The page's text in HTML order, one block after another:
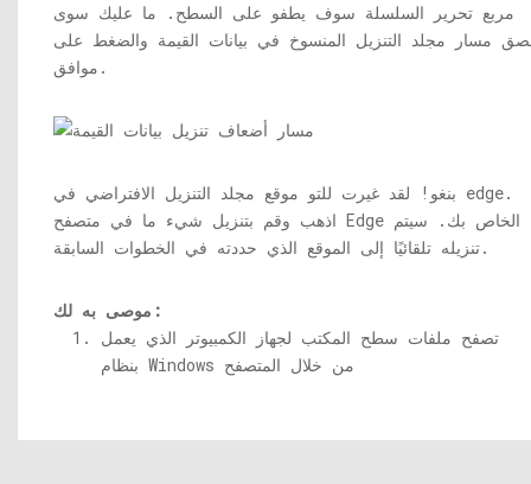
مربع تحرير السلسلة سوف يطفو على السطح. ما عليك سوى
مسار مجلد التنزيل المنسوخ في بيانات القيمة والضغط على
موافق.
بنغو! لقد غيرت للتو موقع مجلد التنزيل الافتراضي في edge.
اذهب وقم بتنزيل شيء ما في متصفح Edge الخاص بك. سيتم
تنزيله تلقائيًا إلى الموقع الذي حددته في الخطوات السابقة.
موصى به لك:
تصفح ملفات سطح المكتب لجهاز الكمبيوتر الذي يعمل
بنظام Windows من خلال المتصفح